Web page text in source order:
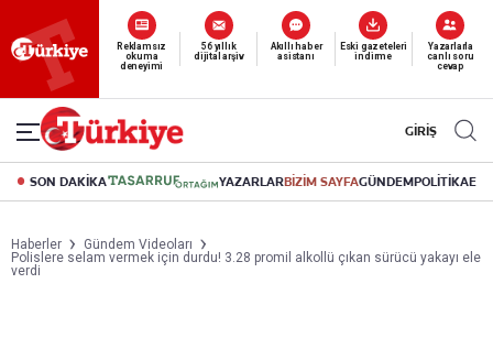
Reklamsız
okuma
deneyimi
56 yıllık
dijital arşiv
Akıllı haber
asistanı
Eski gazeteleri
indirme
Yazarlarla
canlı soru
cevap
GİRİŞ
SON DAKİKA YAZARLARBİZİM SAYFAGÜNDEMPOLİTİKA
Haberler
Gündem Videoları
Polislere selam vermek için durdu! 3.28 promil alkollü çıkan sürücü yakayı ele
verdi